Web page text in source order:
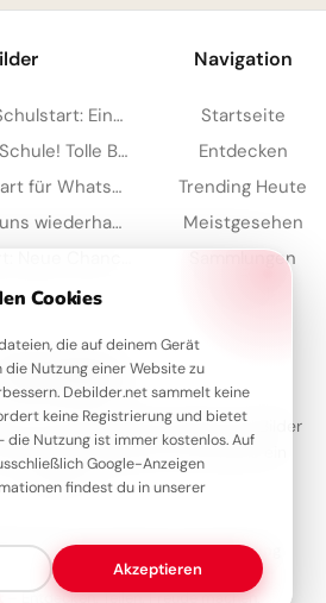
Cookies
die auf deinem Gerät
Nutzung einer Website zu
Debilder.net sammelt keine
keine Registrierung und bietet
die Nutzung ist immer kostenlos. Auf
Google-Anzeigen
findest du in unserer
Akzeptieren
Servus Motiv für den Schulstart: Eine lustige Eichhörnchen Grafik für WhatsApp
Ein Super-Start in die Schule! Tolle Bilder für Pinterest zum Teilen.
Motivierender Schulstart für WhatsApp: Energiegeladen ins neue Schuljahr!
Moin! Klasse, dass wir uns wiederhaben – Schulstart-Spaß für Instagram
Navigation
Startseite
Entdecken
Trending Heute
Meistgesehen
Sammlungen
Debilder
für die schönsten Grüße und Bilder
Sammlung und verschenke ein
Lächeln!
ImpressumDatenschutzerklärung
– Entdecken. Teilen. Freude machen.